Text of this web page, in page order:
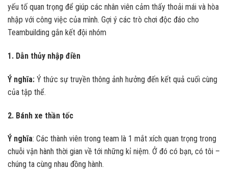
yếu tố quan trọng để giúp các nhân viên cảm thấy thoải mái và hòa
nhập với công việc của mình. Gợi ý các trò chơi độc đáo cho
Teambuilding gắn kết đội nhóm
1. Dẫn thủy nhập điền
Ý nghĩa: Ý thức sự truyền thông ảnh hưởng đến kết quả cuối cùng
của tập thể.
2. Bánh xe thần tốc
Ý nghĩa: Các thành viên trong team là 1 mắt xích quan trọng trong
chuỗi vận hành thời gian về tới những kỉ niệm. Ở đó có bạn, có tôi –
chúng ta cùng nhau đồng hành.